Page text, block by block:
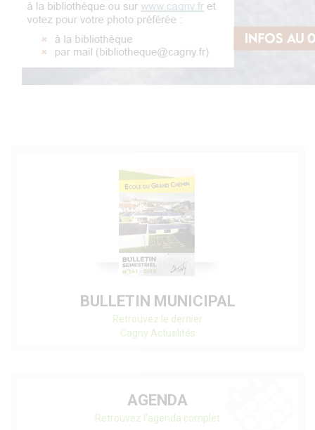
BULLETIN MUNICIPAL
Retrouvez le dernier
Cagny Actualités
AGENDA
Retrouvez l'agenda complet